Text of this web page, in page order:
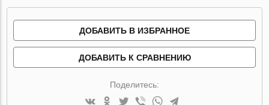
ДОБАВИТЬ В ИЗБРАННОЕ
ДОБАВИТЬ К СРАВНЕНИЮ
Поделитесь: